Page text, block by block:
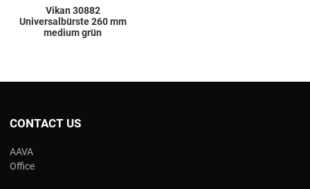
Vikan 30882
Universalbürste 260 mm
medium grün
CONTACT US
AAVA
Office